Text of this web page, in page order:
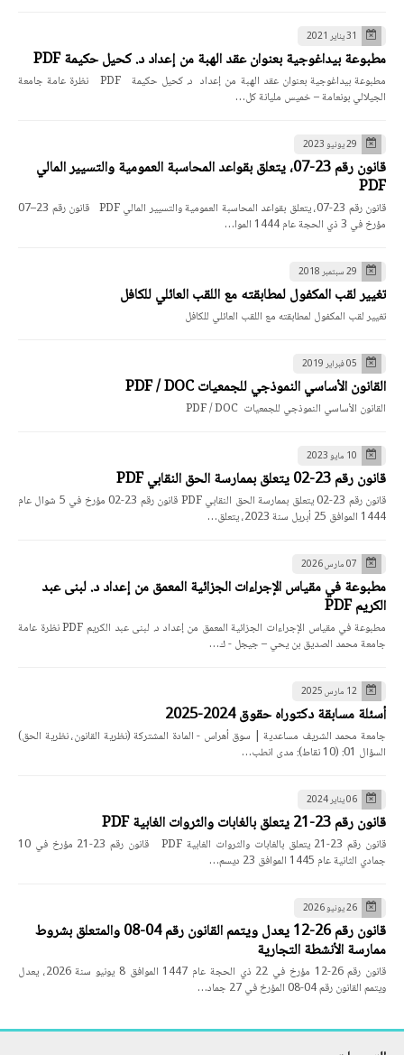
31 يناير 2021
مطبوعة بيداغوجية بعنوان عقد الهبة من إعداد د. كحيل حكيمة PDF
مطبوعة بيداغوجية بعنوان عقد الهبة من إعداد د. كحيل حكيمة PDF نظرة عامة جامعة
الجيلالي بونعامة – خميس مليانة كل…
29 يونيو 2023
قانون رقم 23-07، يتعلق بقواعد المحاسبة العمومية والتسيير المالي
PDF
قانون رقم 23-07، يتعلق بقواعد المحاسبة العمومية والتسيير المالي PDF قانون رقم 23–07
مؤرخ في 3 ذي الحجة عام 1444 الموا…
29 سبتمبر 2018
تغيير لقب المكفول لمطابقته مع اللقب العائلي للكافل
تغيير لقب المكفول لمطابقته مع اللقب العائلي للكافل
05 فبراير 2019
القانون الأساسي النموذجي للجمعيات PDF / DOC
القانون الأساسي النموذجي للجمعيات PDF / DOC
10 مايو 2023
قانون رقم 23-02 يتعلق بممارسة الحق النقابي PDF
قانون رقم 23-02 يتعلق بممارسة الحق النقابي PDF قانون رقم 23-02 مؤرخ في 5 شوال عام
1444 الموافق 25 أبريل سنة 2023، يتعلق…
07 مارس 2026
مطبوعة في مقياس الإجراءات الجزائية المعمق من إعداد د. لبنى عبد
الكريم PDF
مطبوعة في مقياس الإجراءات الجزائية المعمق من إعداد د. لبنى عبد الكريم PDF نظرة عامة
جامعة محمد الصديق بن يحي – جيجل - ك…
12 مارس 2025
أسئلة مسابقة دكتوراه حقوق 2024-2025
جامعة محمد الشريف مساعدية | سوق أهراس - المادة المشتركة (نظرية القانون، نظرية الحق)
السؤال 01: (10 نقاط): مدى انطب…
06 يناير 2024
قانون رقم 23-21 يتعلق بالغابات والثروات الغابية PDF
قانون رقم 23-21 يتعلق بالغابات والثروات الغابية PDF قانون رقم 23-21 مؤرخ في 10
جمادي الثانية عام 1445 الموافق 23 ديسم…
26 يونيو 2026
قانون رقم 26-12 يعدل ويتمم القانون رقم 04-08 والمتعلق بشروط
ممارسة الأنشطة التجارية
قانون رقم 26-12 مؤرخ في 22 ذي الحجة عام 1447 الموافق 8 يونيو سنة 2026، يعدل
ويتمم القانون رقم 04-08 المؤرخ في 27 جماد…